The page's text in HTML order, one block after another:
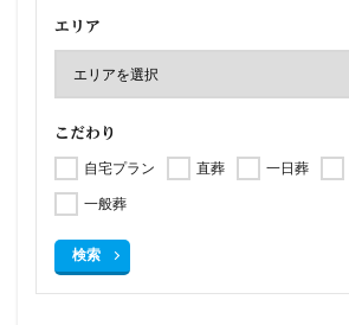
エリア
こだわり
自宅プラン 直葬 一日葬
一般葬
検索